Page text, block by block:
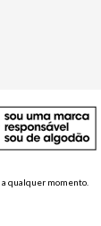
qualquer momento.